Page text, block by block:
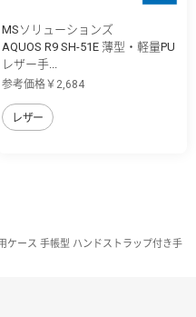
MSソリューションズ
AQUOS R9 SH-51E 薄型・軽量PU
レザー手...
参考価格￥2,684
レザー
用ケース 手帳型 ハンドストラップ付き手